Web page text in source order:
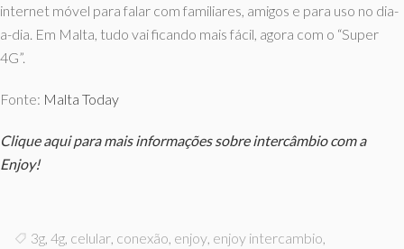
internet móvel para falar com familiares, amigos e para uso no dia-
a-dia. Em Malta, tudo vai ficando mais fácil, agora com o “Super
4G”.
Fonte: Malta Today
Clique aquipara mais informações sobre intercâmbio com a
Enjoy!
3g 4g celular conexão enjoy enjoy intercambio